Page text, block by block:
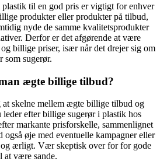
til en god pris er vigtigt for enhver
produkter eller produkter på tilbud,
nyde de samme kvalitetsprodukter
Derfor er det afgørende at være
billige priser, især når det drejer sig om
som sugerør.
ægte billige tilbud?
skelne mellem ægte billige tilbud og
efter billige sugerør i plastik hos
markante prisforskelle, sammenlignet
også øje med eventuelle kampagner eller
og ærligt. Vær skeptisk over for for gode
at være sande.